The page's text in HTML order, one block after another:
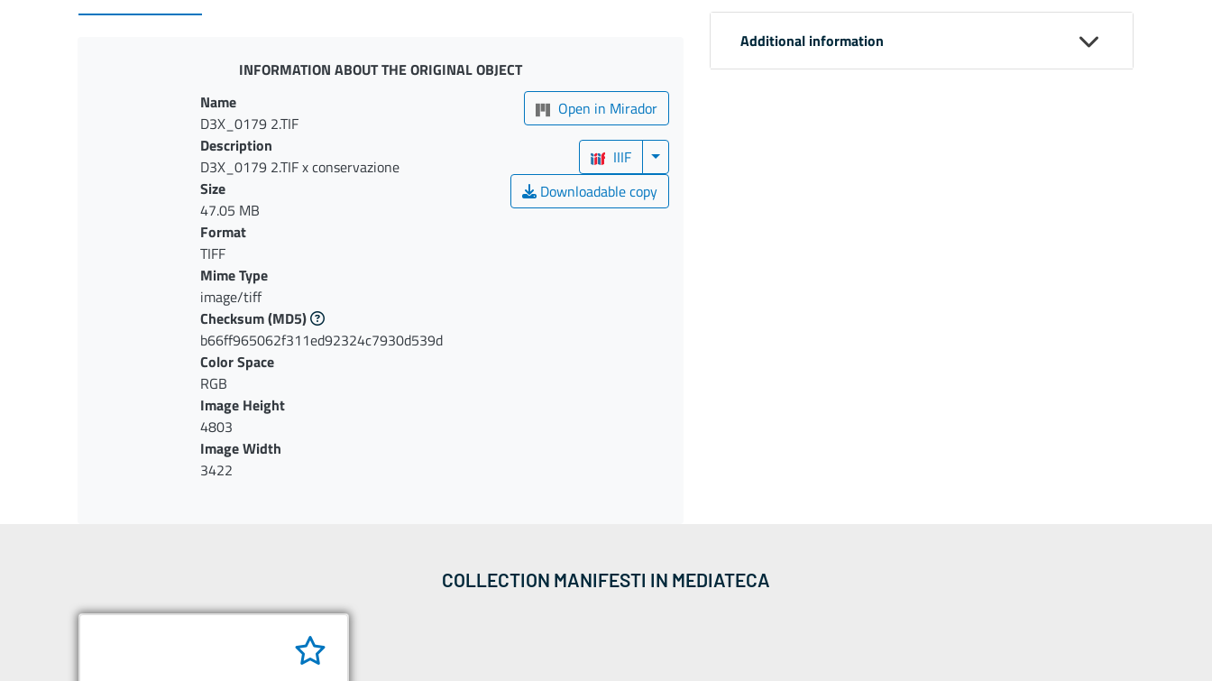
INFORMATION ABOUT THE ORIGINAL OBJECT
Open in Mirador
IIIF
Downloadable copy
Name
D3X_0179 2.TIF
Description
D3X_0179 2.TIF x conservazione
Size
47.05 MB
Format
TIFF
Mime Type
image/tiff
Checksum(MD5)
b66ff965062f311ed92324c7930d539d
Color Space
RGB
Image Height
4803
Image Width
3422
Additional information
COLLECTION MANIFESTI IN MEDIATECA